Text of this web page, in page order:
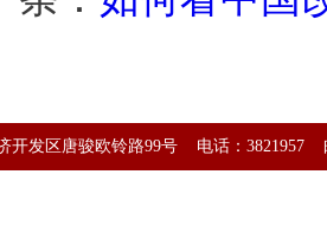
开发区唐骏欧铃路99号 电话：3821957